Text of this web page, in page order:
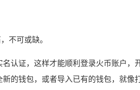
不可或缺。
认证，这样才能顺利登录火币账户
的钱包，或者导入已有的钱包，就像